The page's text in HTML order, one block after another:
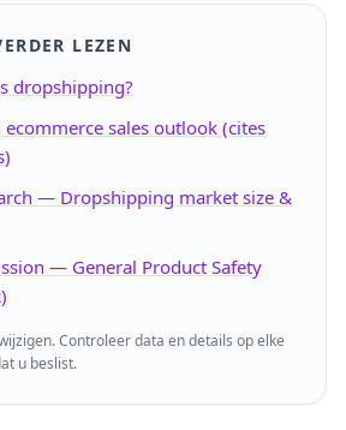
LEZEN
dropshipping?
sales outlook (cites
— Dropshipping market size &
— General Product Safety
Controleer data en details op elke
u beslist.